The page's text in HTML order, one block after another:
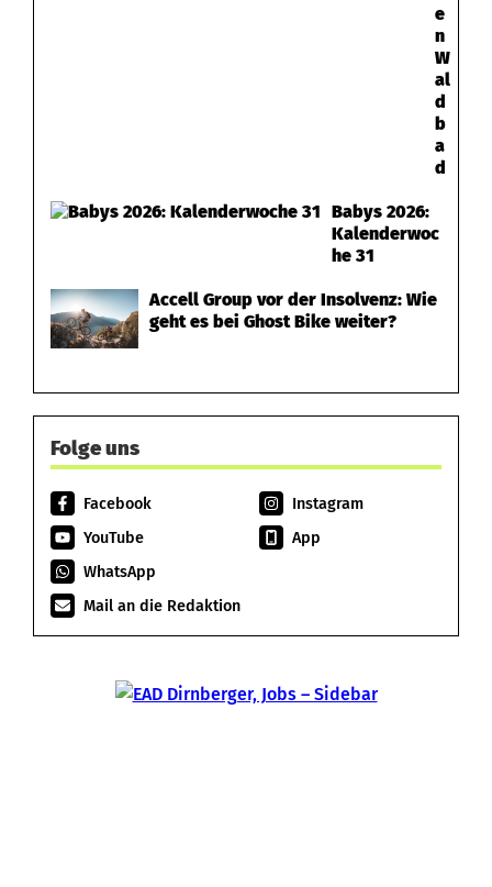
e
n
W
al
d
b
a
d
Babys 2026:
Kalenderwoc
he 31
Accell Group vor der Insolvenz: Wie
geht es bei Ghost Bike weiter?
Folge uns
Facebook
Instagram
YouTube
App
WhatsApp
Mail an die Redaktion